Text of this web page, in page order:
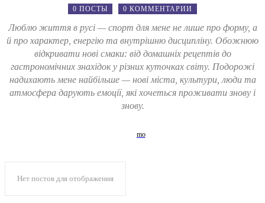
0 ПОСТЫ 0 КОММЕНТАРИИ
Люблю життя в русі — спорт для мене не лише про форму, а
й про характер, енергію та внутрішню дисципліну. Обожнюю
відкривати нові смаки: від домашніх рецептів до
гастрономічних знахідок у різних куточках світу. Подорожі
надихають мене найбільше — нові міста, культури, люди та
атмосфера дарують емоції, які хочеться проживати знову і
знову.
Нет постов для отображения